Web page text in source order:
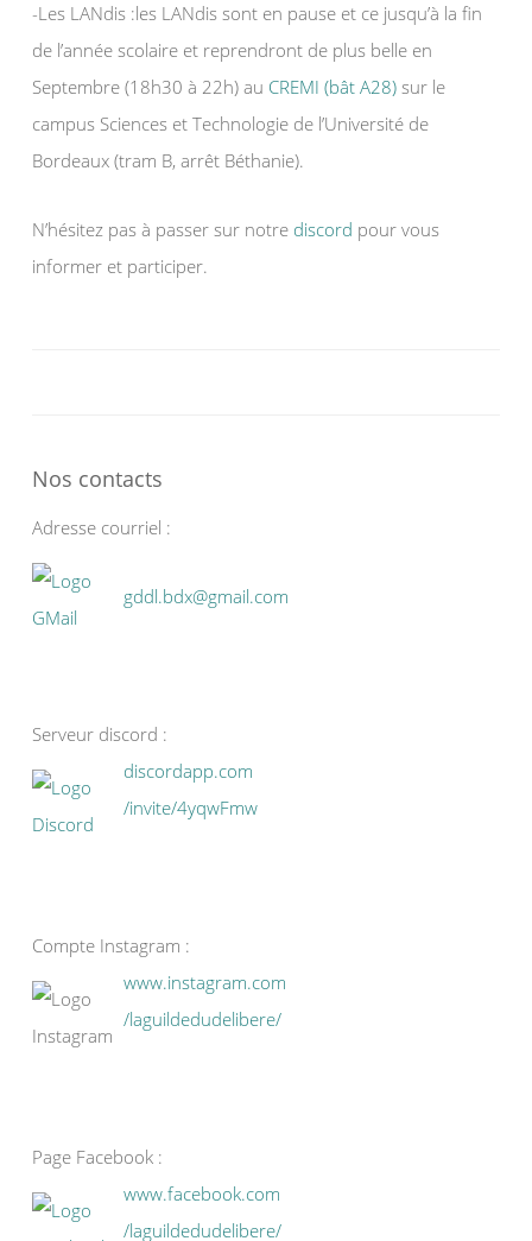
-Les LANdis :les LANdis sont en pause et ce jusqu’à la fin
de l’année scolaire et reprendront de plus belle en
Septembre (18h30 à 22h) au CREMI (bât A28) sur le
campus Sciences et Technologie de l’Université de
Bordeaux (tram B, arrêt Béthanie).
N’hésitez pas à passer sur notre discord pour vous
informer et participer.
Nos contacts
Adresse courriel :
gddl.bdx@gmail.com
Serveur discord :
discordapp.com
/invite/4yqwFmw
Compte Instagram :
www.instagram.com
/laguildedudelibere/
Page Facebook :
www.facebook.com
/laguildedudelibere/